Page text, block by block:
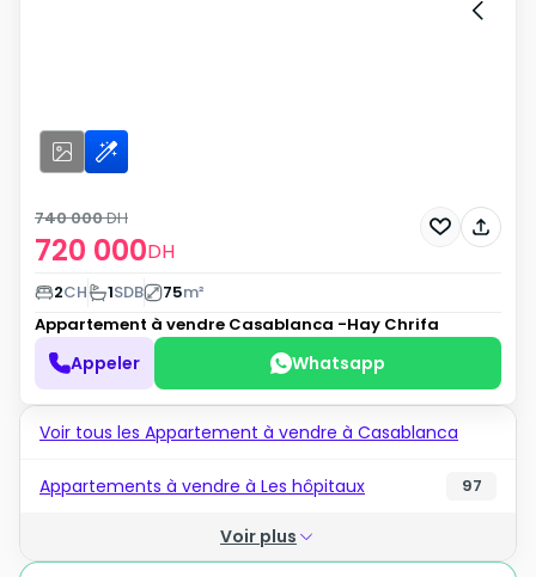
720 000DH
740 000DH
2CH 1SDB 75m²
Appartement à vendre Casablanca -Hay Chrifa
Appeler Whatsapp
Voir tous les Appartement à vendre à Casablanca
Appartements à vendre à Les hôpitaux 97
Voir plus